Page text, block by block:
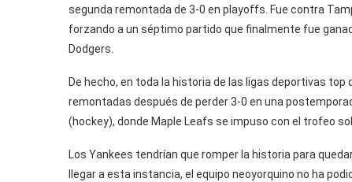
segunda remontada de 3-0 en playoffs. Fue contra
forzando a un séptimo partido que finalmente fue
Dodgers.
De hecho, en toda la historia de las ligas deportivas
remontadas después de perder 3-0 en una
(hockey), donde Maple Leafs se impuso con el trofeo
Los Yankees tendrían que romper la historia para
llegar a esta instancia, el equipo neoyorquino no ha